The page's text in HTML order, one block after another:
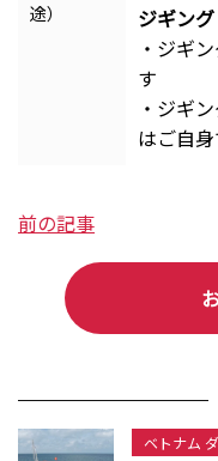
途）
ジギン
・ジギ
す
・ジギ
はご自
前の記事
ベトナム